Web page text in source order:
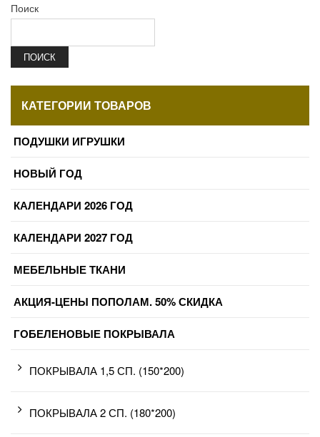
Поиск
ПОИСК
КАТЕГОРИИ ТОВАРОВ
ПОДУШКИ ИГРУШКИ
НОВЫЙ ГОД
КАЛЕНДАРИ 2026 ГОД
КАЛЕНДАРИ 2027 ГОД
МЕБЕЛЬНЫЕ ТКАНИ
АКЦИЯ-ЦЕНЫ ПОПОЛАМ. 50% СКИДКА
ГОБЕЛЕНОВЫЕ ПОКРЫВАЛА
ПОКРЫВАЛА 1,5 СП. (150*200)
ПОКРЫВАЛА 2 СП. (180*200)